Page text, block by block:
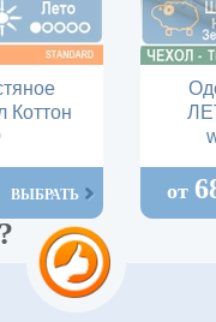
ВЫБРАТЬ от